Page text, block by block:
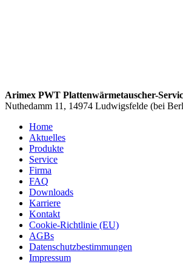
Arimex PWT Plattenwärmetauscher-
Nuthedamm 11, 14974 Ludwigsfelde (bei
Home
Aktuelles
Produkte
Service
Firma
FAQ
Downloads
Karriere
Kontakt
Cookie-Richtlinie (EU)
AGBs
Datenschutzbestimmungen
Impressum